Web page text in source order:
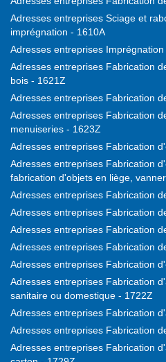
Adresses entreprises Sciage et
imprégnation - 1610A
Adresses entreprises
Adresses entreprises Fabrication
bois - 1621Z
Adresses entreprises Fabrication
Adresses entreprises Fabrication
menuiseries - 1623Z
Adresses entreprises Fabrication
Adresses entreprises Fabrication
fabrication d'objets en liège,
Adresses entreprises Fabrication
Adresses entreprises Fabrication
Adresses entreprises Fabrication
Adresses entreprises Fabrication
Adresses entreprises Fabrication
Adresses entreprises Fabrication
sanitaire ou domestique - 1722Z
Adresses entreprises Fabrication
Adresses entreprises Fabrication
Adresses entreprises Fabrication